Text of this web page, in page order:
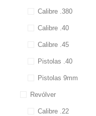
Calibre .380
Calibre .40
Calibre .45
Pistolas .40
Pistolas 9mm
Revólver
Calibre .22